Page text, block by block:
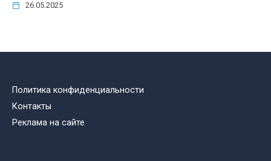
26.05.2025
Политика конфиденциальности
Контакты
Реклама на сайте